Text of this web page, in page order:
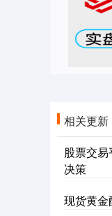
相关更新
股票交
决策
现货黄